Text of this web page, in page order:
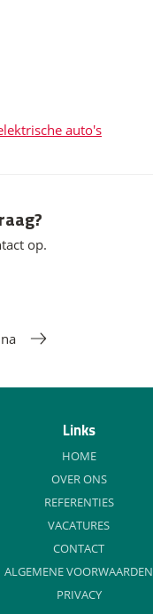
auto's
op.
Links
HOME
OVER ONS
REFERENTIES
VACATURES
CONTACT
ALGEMENE VOORWAARDEN
PRIVACY